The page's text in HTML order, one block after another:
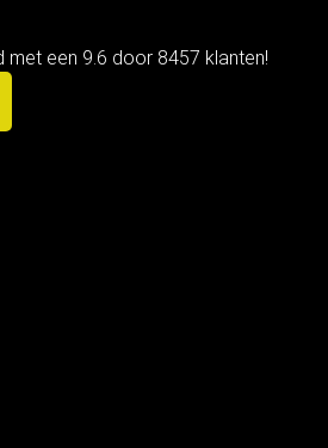
met een 9.6 door 8457 klanten!